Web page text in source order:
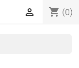
shopping_cart (0)
